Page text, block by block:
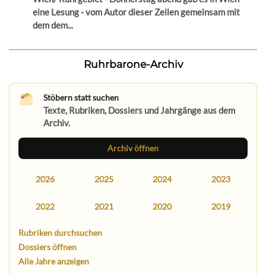
eine Lesung - vom Autor dieser Zeilen gemeinsam mit
dem dem...
Ruhrbarone-Archiv
Stöbern statt suchen
Texte, Rubriken, Dossiers und Jahrgänge aus dem
Archiv.
Archiv öffnen
2026 2025 2024 2023
2022 2021 2020 2019
Rubriken durchsuchen
Dossiers öffnen
Alle Jahre anzeigen